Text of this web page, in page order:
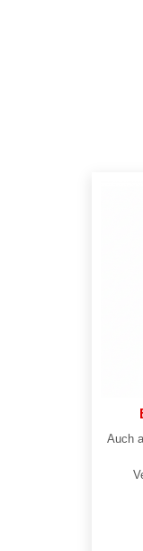
Auch